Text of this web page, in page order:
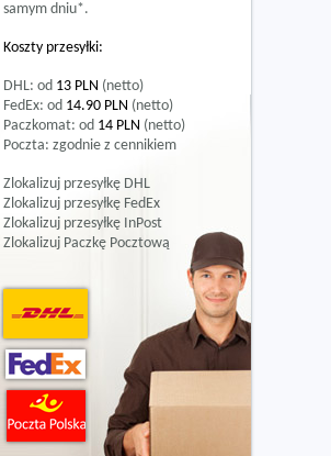
samym dniu*.
Koszty przesyłki:
DHL: od 13 PLN (netto)
FedEx: od 14.90 PLN (netto)
Paczkomat: od 14 PLN (netto)
Poczta: zgodnie z cennikiem
Zlokalizuj przesyłkę DHL
Zlokalizuj przesyłkę FedEx
Zlokalizuj przesyłkę InPost
Zlokalizuj Paczkę Pocztową